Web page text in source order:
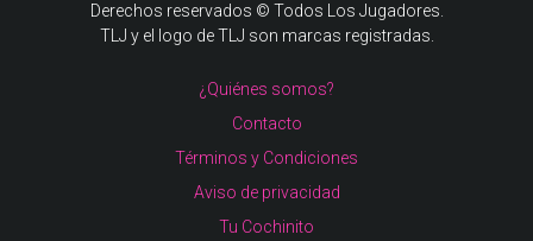
Derechos reservados © Todos Los Jugadores.
TLJ y el logo de TLJ son marcas registradas.
¿Quiénes somos?
Contacto
Términos y Condiciones
Aviso de privacidad
Tu Cochinito